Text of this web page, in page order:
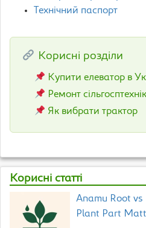
Технічний паспорт
Корисні розділи
Купити елеватор в
Ремонт
Як вибрати трактор
Корисні статті
Anamu Root
Plant Part